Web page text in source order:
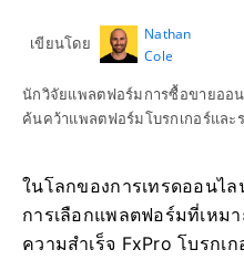
เขียนโดย
Nathan
Cole
นักวิจัยแพลตฟอร์มการซื้อขายออ
ค้นคว้าแพลตฟอร์มโบรกเกอร์แล
ในโลกของการเทรดออนไ
การเลือกแพลตฟอร์มที่เหม
ความสำเร็จ FxPro โบรกเ